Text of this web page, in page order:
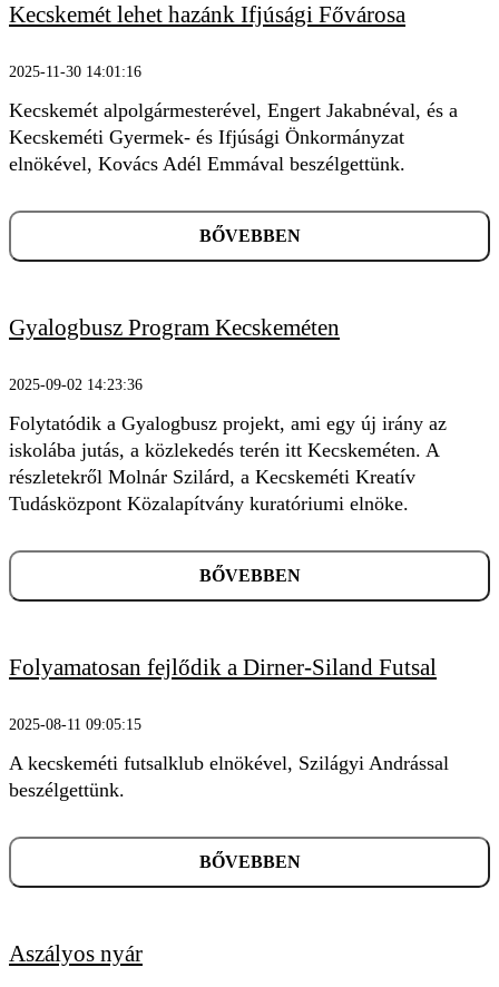
Kecskemét lehet hazánk Ifjúsági Fővárosa
2025-11-30 14:01:16
Kecskemét alpolgármesterével, Engert Jakabnéval, és a
Kecskeméti Gyermek- és Ifjúsági Önkormányzat
elnökével, Kovács Adél Emmával beszélgettünk.
BŐVEBBEN
Gyalogbusz Program Kecskeméten
2025-09-02 14:23:36
Folytatódik a Gyalogbusz projekt, ami egy új irány az
iskolába jutás, a közlekedés terén itt Kecskeméten. A
részletekről Molnár Szilárd, a Kecskeméti Kreatív
Tudásközpont Közalapítvány kuratóriumi elnöke.
BŐVEBBEN
Folyamatosan fejlődik a Dirner-Siland Futsal
2025-08-11 09:05:15
A kecskeméti futsalklub elnökével, Szilágyi Andrással
beszélgettünk.
BŐVEBBEN
Aszályos nyár